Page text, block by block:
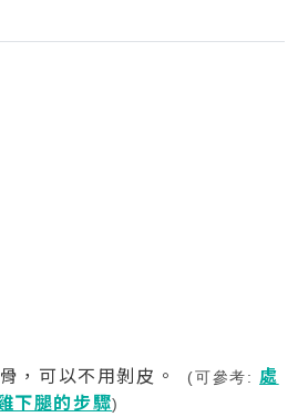
，可以不用剝皮。 (可參考: 處
下腿的步驟)